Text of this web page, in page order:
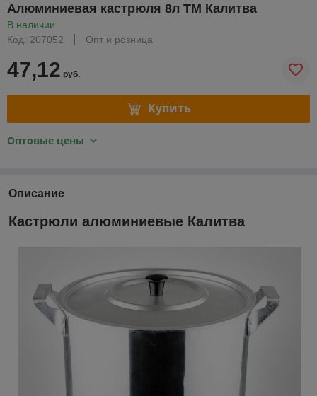
Алюминиевая кастрюля 8л ТМ Калитва
В наличии
Код: 207052
Опт и розница
47,12 руб.
Купить
Оптовые цены
Описание
Кастрюли алюминиевые Калитва